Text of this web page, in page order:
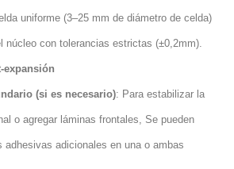
uniforme (3–25 mm de diámetro de celda)
núcleo con tolerancias estrictas (±0,2mm).
expansión
(si es necesario): Para estabilizar la
o agregar láminas frontales, Se pueden
adhesivas adicionales en una o ambas